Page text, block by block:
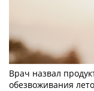
Врач назвал
обезвоживания